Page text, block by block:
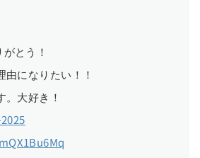
とう！
由になりたい！！
。大好き！